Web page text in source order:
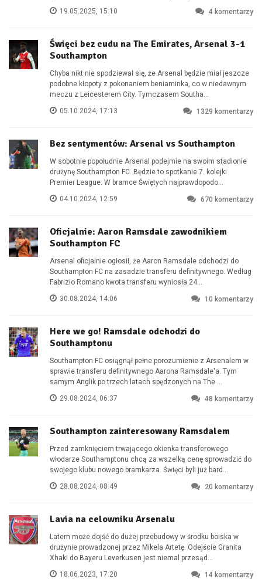
19.05.2025, 15:10
4 komentarzy
Święci bez cudu na The Emirates, Arsenal 3-1
Southampton
Chyba nikt nie spodziewał się, że Arsenal będzie miał jeszcze
podobne kłopoty z pokonaniem beniaminka, co w niedawnym
meczu z Leicesterem City. Tymczasem Southa...
05.10.2024, 17:13
1329 komentarzy
Bez sentymentów: Arsenal vs Southampton
W sobotnie popołudnie Arsenal podejmie na swoim stadionie
drużynę Southampton FC. Będzie to spotkanie 7. kolejki
Premier League. W bramce Świętych najprawdopodo...
04.10.2024, 12:59
670 komentarzy
Oficjalnie: Aaron Ramsdale zawodnikiem
Southampton FC
Arsenal oficjalnie ogłosił, że Aaron Ramsdale odchodzi do
Southampton FC na zasadzie transferu definitywnego. Według
Fabrizio Romano kwota transferu wyniosła 24...
30.08.2024, 14:06
10 komentarzy
Here we go! Ramsdale odchodzi do
Southamptonu
Southampton FC osiągnął pełne porozumienie z Arsenalem w
sprawie transferu definitywnego Aarona Ramsdale'a. Tym
samym Anglik po trzech latach spędzonych na The ...
29.08.2024, 06:37
48 komentarzy
Southampton zainteresowany Ramsdalem
Przed zamknięciem trwającego okienka transferowego
włodarze Southamptonu chcą za wszelką cenę sprowadzić do
swojego klubu nowego bramkarza. Święci byli już bard...
28.08.2024, 08:49
20 komentarzy
Lavia na celowniku Arsenalu
Latem może dojść do dużej przebudowy w środku boiska w
drużynie prowadzonej przez Mikela Artetę. Odejście Granita
Xhaki do Bayeru Leverkusen jest niemal przesąd...
18.06.2023, 17:20
14 komentarzy